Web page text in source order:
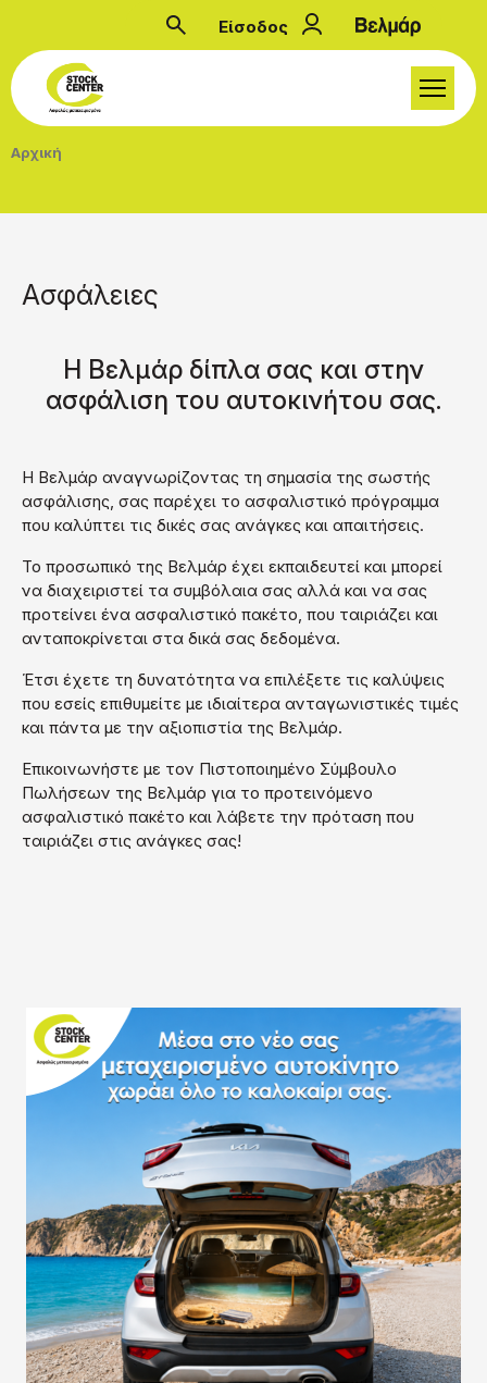
Παράκαμψη προς το κυρίως περιεχόμενο
Μενού
Είσοδος
Breadcrumb
Αρχική
Ασφάλειες
Η Βελμάρ δίπλα σας και στην
ασφάλιση του αυτοκινήτου σας.
Η Βελμάρ αναγνωρίζοντας τη σημασία της σωστής
ασφάλισης, σας παρέχει το ασφαλιστικό πρόγραμμα
που καλύπτει τις δικές σας ανάγκες και απαιτήσεις.
Το προσωπικό της Βελμάρ έχει εκπαιδευτεί και μπορεί
να διαχειριστεί τα συμβόλαια σας αλλά και να σας
προτείνει ένα ασφαλιστικό πακέτο, που ταιριάζει και
ανταποκρίνεται στα δικά σας δεδομένα.
Έτσι έχετε τη δυνατότητα να επιλέξετε τις καλύψεις
που εσείς επιθυμείτε με ιδιαίτερα ανταγωνιστικές τιμές
και πάντα με την αξιοπιστία της Βελμάρ.
Επικοινωνήστε με τον Πιστοποιημένο Σύμβουλο
Πωλήσεων της Βελμάρ για το προτεινόμενο
ασφαλιστικό πακέτο και λάβετε την πρόταση που
ταιριάζει στις ανάγκες σας!